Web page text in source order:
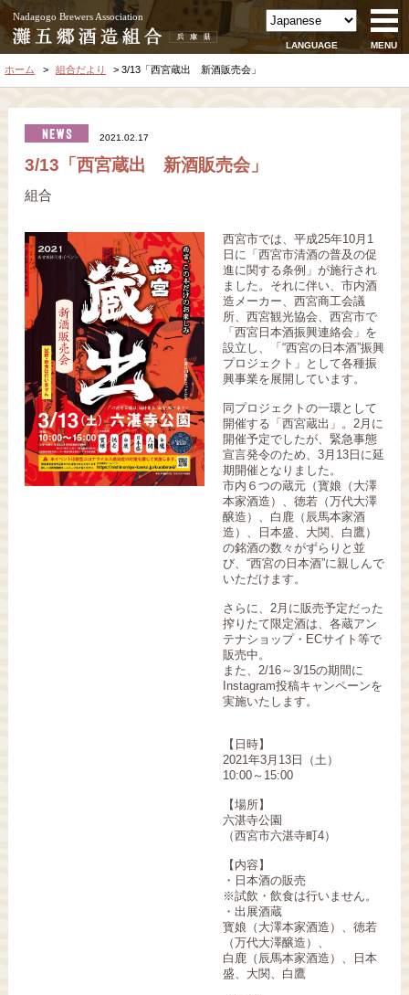
Nadagogo Brewers Association
LANGUAGE MENU
ホーム 組合だより 3/13「西宮蔵出 新酒販売会」
2021.02.17
3/13「西宮蔵出 新酒販売会」
組合
西宮市では、平成25年10月1
日に「西宮市清酒の普及の促
進に関する条例」が施行され
ました。それに伴い、市内酒
造メーカー、西宮商工会議
所、西宮観光協会、西宮市で
「西宮日本酒振興連絡会」を
設立し、「“西宮の日本酒”振興
プロジェクト」として各種振
興事業を展開しています。
同プロジェクトの一環として
開催する「西宮蔵出」。2月に
開催予定でしたが、緊急事態
宣言発令のため、3月13日に延
期開催となりました。
市内６つの蔵元（寳娘（大澤
本家酒造）、徳若（万代大澤
醸造）、白鹿（辰馬本家酒
造）、日本盛、大関、白鷹）
の銘酒の数々がずらりと並
び、“西宮の日本酒”に親しんで
いただけます。
さらに、2月に販売予定だった
搾りたて限定酒は、各蔵アン
テナショップ・ECサイト等で
販売中。
また、2/16～3/15の期間に
Instagram投稿キャンペーンを
実施いたします。
【日時】
2021年3月13日（土）
10:00～15:00
【場所】
六湛寺公園
（西宮市六湛寺町4）
【内容】
・日本酒の販売
※試飲・飲食は行いません。
・出展酒蔵
寳娘（大澤本家酒造）、徳若
（万代大澤醸造）、
白鹿（辰馬本家酒造）、日本
盛、大関、白鷹